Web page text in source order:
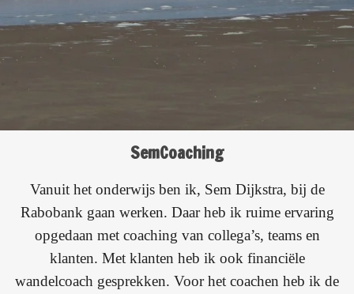
SemCoaching
Vanuit het onderwijs ben ik, Sem Dijkstra, bij de
Rabobank gaan werken. Daar heb ik ruime ervaring
opgedaan met coaching van collega’s, teams en
klanten. Met klanten heb ik ook financiële
wandelcoach gesprekken. Voor het coachen heb ik de